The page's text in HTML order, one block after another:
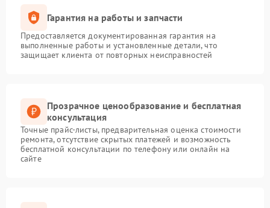
Гарантия на работы и запчасти
Предоставляется документированная гарантия на
выполненные работы и установленные детали, что
защищает клиента от повторных неисправностей
Прозрачное ценообразование и бесплатная
консультация
Точные прайс-листы, предварительная оценка стоимости
ремонта, отсутствие скрытых платежей и возможность
бесплатной консультации по телефону или онлайн на
сайте